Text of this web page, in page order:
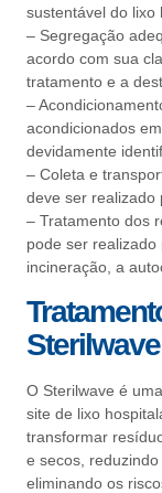
sustentável do lixo
– Segregação
acordo com sua
tratamento e a
–
acondicionados
devidamente
– Coleta e
deve ser realizado
– Tratamento dos
pode ser
incineração, a
Sterilwave
O Sterilwave é
site de lixo
transformar
e secos,
eliminando os